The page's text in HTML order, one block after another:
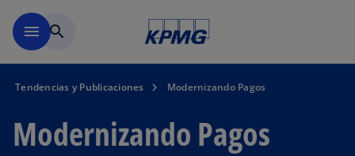
menu search
Tendencias y Publicaciones Modernizando Pagos
Modernizando Pagos